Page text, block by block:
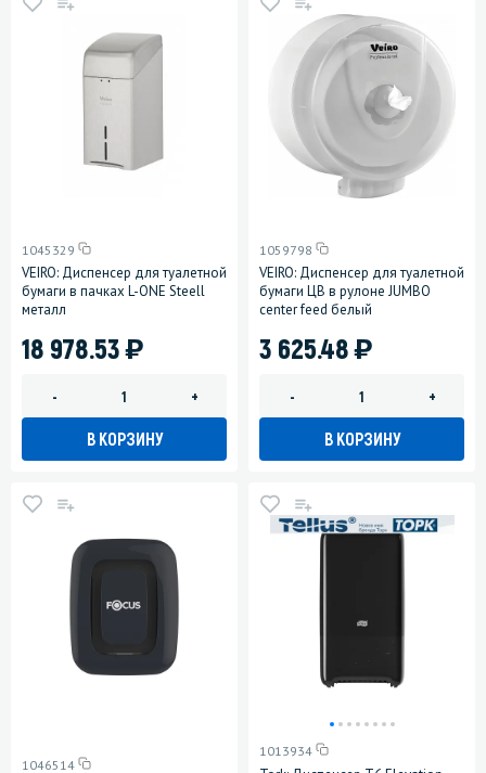
1045329
VEIRO: Диспенсер для туалетной
бумаги в пачках L-ONE Steell
металл
18 978.53)
- +
В КОРЗИНУ
1059798
VEIRO: Диспенсер для туалетной
бумаги ЦВ в рулоне JUMBO
center feed белый
3 625.48)
- +
В КОРЗИНУ
1046514
1013934